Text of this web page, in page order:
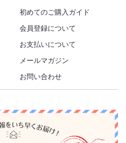
初めてのご購入ガイド
会員登録について
お支払いについて
メールマガジン
お問い合わせ